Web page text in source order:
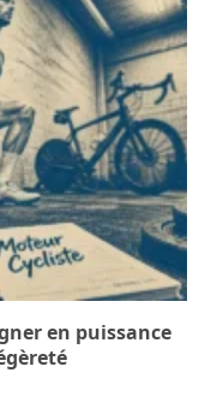
en puissance